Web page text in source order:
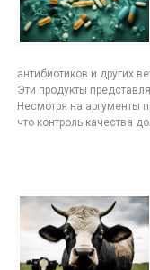
антибиотиков и других
Эти продукты
Несмотря на аргументы
что контроль качества